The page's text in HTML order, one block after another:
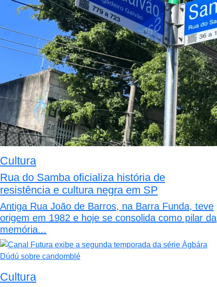
Cultura
Rua do Samba oficializa história de
resistência e cultura negra em SP
Antiga Rua João de Barros, na Barra Funda, teve
origem em 1982 e hoje se consolida como pilar da
memória...
Cultura